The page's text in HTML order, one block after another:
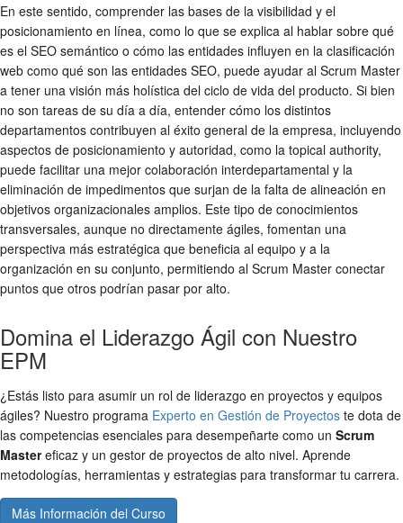
En este sentido, comprender las bases de la visibilidad y el
posicionamiento en línea, como lo que se explica al hablar sobre qué
es el SEO semántico o cómo las entidades influyen en la clasificación
web como qué son las entidades SEO, puede ayudar al Scrum Master
a tener una visión más holística del ciclo de vida del producto. Si bien
no son tareas de su día a día, entender cómo los distintos
departamentos contribuyen al éxito general de la empresa, incluyendo
aspectos de posicionamiento y autoridad, como la topical authority,
puede facilitar una mejor colaboración interdepartamental y la
eliminación de impedimentos que surjan de la falta de alineación en
objetivos organizacionales amplios. Este tipo de conocimientos
transversales, aunque no directamente ágiles, fomentan una
perspectiva más estratégica que beneficia al equipo y a la
organización en su conjunto, permitiendo al Scrum Master conectar
puntos que otros podrían pasar por alto.
Domina el Liderazgo Ágil con Nuestro
EPM
¿Estás listo para asumir un rol de liderazgo en proyectos y equipos
ágiles? Nuestro programa Experto en Gestión de Proyectos te dota de
las competencias esenciales para desempeñarte como un Scrum
Mastereficaz y un gestor de proyectos de alto nivel. Aprende
metodologías, herramientas y estrategias para transformar tu carrera.
Más Información del Curso